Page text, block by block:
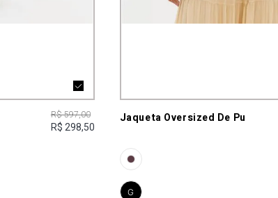
R$ 597,00
R$ 298,50
Jaqueta Oversized De Pu
G